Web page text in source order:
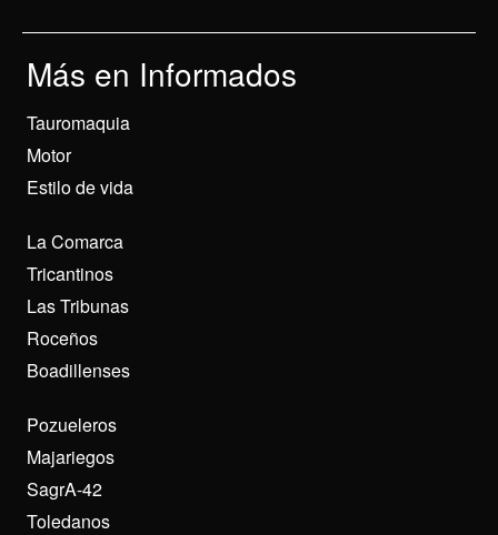
Más en Informados
Tauromaquia
Motor
Estilo de vida
La Comarca
Tricantinos
Las Tribunas
Roceños
Boadillenses
Pozueleros
Majariegos
SagrA-42
Toledanos